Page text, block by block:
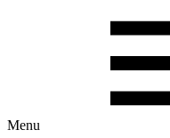
Menu